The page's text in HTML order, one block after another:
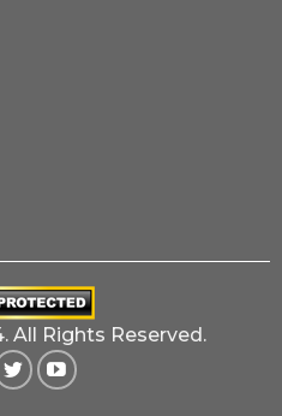
All Rights Reserved.